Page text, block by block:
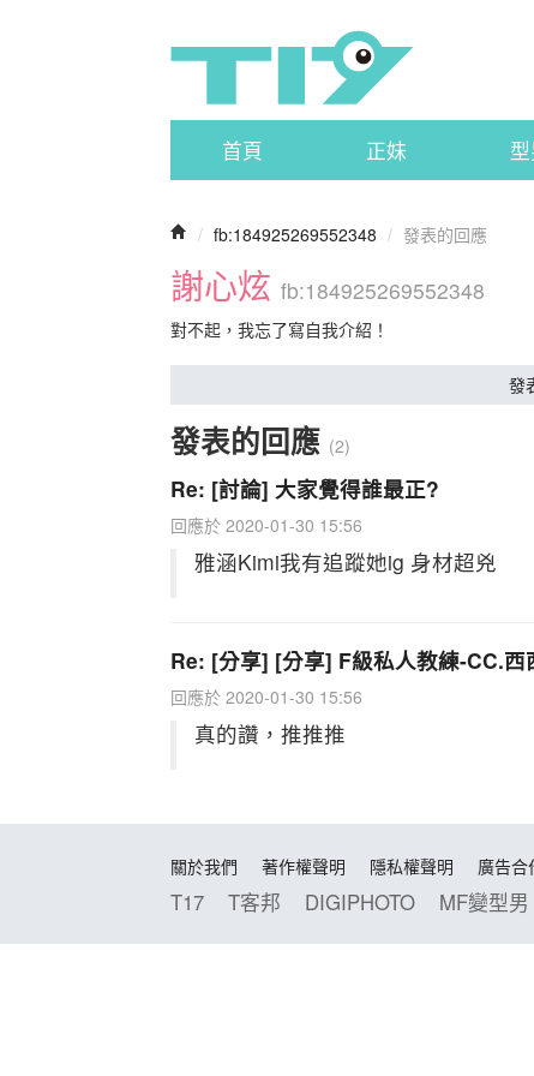
首頁 正妹
/ fb:184925269552348 / 發表的回應
謝心炫 fb:184925269552348
對不起，我忘了寫自我介紹！
發
發表的回應 (2)
Re: [討論] 大家覺得誰最正?
回應於 2020-01-30 15:56
雅涵Kimi我有追蹤她ig 身材超兇
Re: [分享] [分享] F級私人教練-CC.西
回應於 2020-01-30 15:56
真的讚，推推推
關於我們 著作權聲明 隱私權聲明 廣告合
T17 T客邦 DIGIPHOTO MF變型男